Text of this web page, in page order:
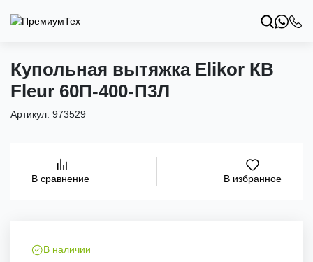
Купольная вытяжка Elikor КВ
Fleur 60П-400-П3Л
Артикул: 973529
В сравнение В избранное
В наличии